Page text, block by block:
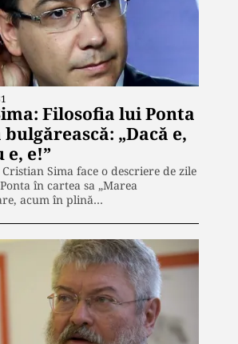
Filosofia lui Ponta
„Dacă e,
e, e!”
Sima face o descriere de zile
în cartea sa „Marea
acum în plină…